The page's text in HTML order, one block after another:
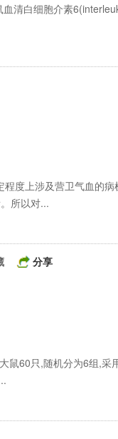
清白细胞介素
度上涉及营卫气血的病
所以对...
分享
鼠60只,随机分为6组,采